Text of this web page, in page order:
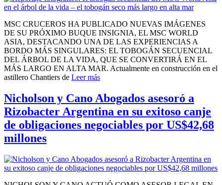
MSC CRUCEROS HA PUBLICADO NUEVAS IMÁGENES
DE SU PRÓXIMO BUQUE INSIGNIA, EL MSC WORLD
ASIA, DESTACANDO UNA DE LAS EXPERIENCIAS A
BORDO MÁS SINGULARES: EL TOBOGÁN SECUENCIAL
DEL ÁRBOL DE LA VIDA, QUE SE CONVERTIRÁ EN EL
MÁS LARGO EN ALTA MAR. Actualmente en construcción en el
astillero Chantiers de Leer más
Nicholson y Cano Abogados asesoró a
Rizobacter Argentina en su exitoso canje
de obligaciones negociables por US$42,68
millones